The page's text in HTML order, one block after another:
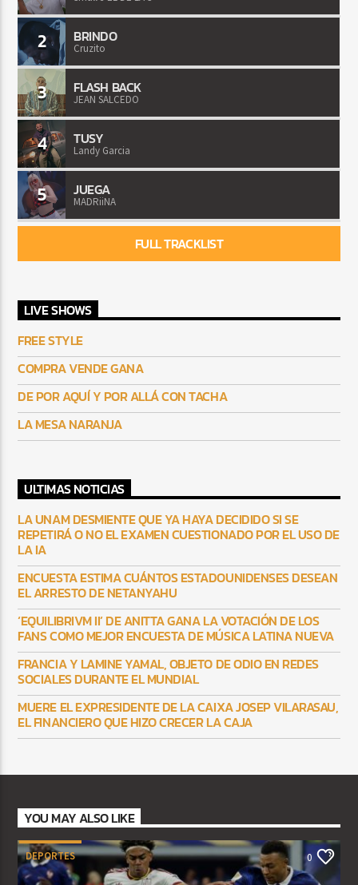
2 BRINDO
Cruzito
3 FLASH BACK
JEAN SALCEDO
4 TUSY
Landy Garcia
5 JUEGA
MADRiiNA
FULL TRACKLIST
LIVE SHOWS
FREE STYLE
COMPRA VENDE GANA
DE POR AQUÍ Y POR ALLÁ CON TACHA
LA MESA NARANJA
ULTIMAS NOTICIAS
LA UNAM DESMIENTE QUE YA HAYA DECIDIDO SI SE
REPETIRÁ O NO EL EXAMEN CUESTIONADO POR EL USO DE
LA IA
ENCUESTA ESTIMA CUÁNTOS ESTADOUNIDENSES DESEAN
EL ARRESTO DE NETANYAHU
‘EQUILIBRIVM II’ DE ANITTA GANA LA VOTACIÓN DE LOS
FANS COMO MEJOR ENCUESTA DE MÚSICA LATINA NUEVA
FRANCIA Y LAMINE YAMAL, OBJETO DE ODIO EN REDES
SOCIALES DURANTE EL MUNDIAL
MUERE EL EXPRESIDENTE DE LA CAIXA JOSEP VILARASAU,
EL FINANCIERO QUE HIZO CRECER LA CAJA
YOU MAY ALSO LIKE
DEPORTES 0